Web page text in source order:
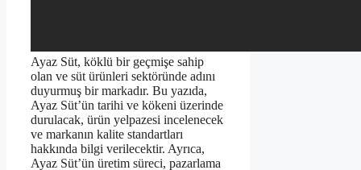
Ayaz Süt, köklü bir geçmişe sahip
olan ve süt ürünleri sektöründe adını
duyurmuş bir markadır. Bu yazıda,
Ayaz Süt’ün tarihi ve kökeni üzerinde
durulacak, ürün yelpazesi incelenecek
ve markanın kalite standartları
hakkında bilgi verilecektir. Ayrıca,
Ayaz Süt’ün üretim süreci, pazarlama